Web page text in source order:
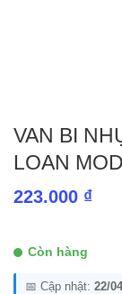
VAN BI
LOAN
223.000 ₫
Còn hàng
📅 Cập nhật: 22/